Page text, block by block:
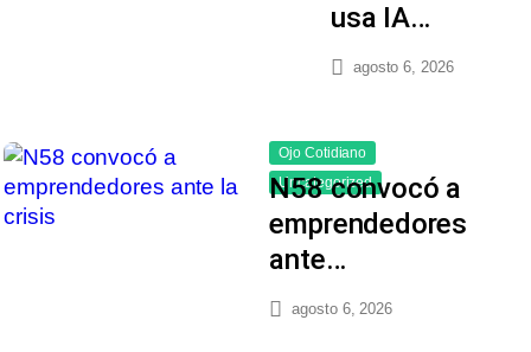
usa IA…
agosto 6, 2026
Ojo Cotidiano
Uncategorized
N58 convocó a
emprendedores
ante…
agosto 6, 2026